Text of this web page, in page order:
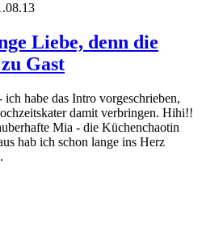
Liebe, denn die
Gast
habe das Intro vorgeschrieben,
damit verbringen. Hihi!!
Mia - die Küchenchaotin
hab ich schon lange ins Herz